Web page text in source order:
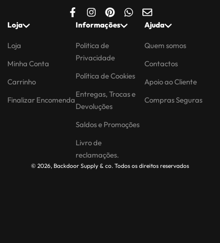
Loja
Loja
Minha Conta
Carrinho
Finalizar Encomenda
Informações
Politica de
Privacidade
Política de Cookies
Entregas, Trocas e
Devoluções
Saldos e Promoções
Livro de
reclamações.
Ajuda
Quem somos
Contactos
Apoio ao Cliente
Compras Seguras
© 2026, Backdoor Supply & co. Todos os direitos reservados